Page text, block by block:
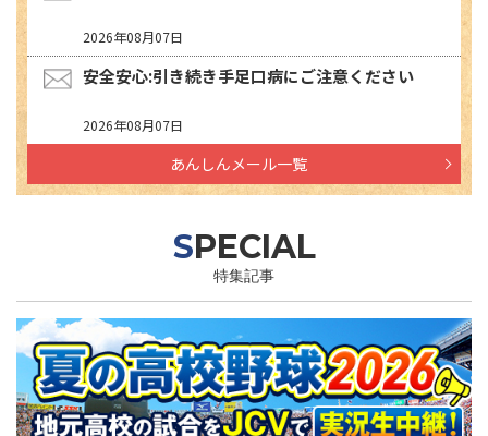
2026年08月07日
安全安心:引き続き手足口病にご注意ください
2026年08月07日
あんしんメール一覧
SPECIAL
特集記事